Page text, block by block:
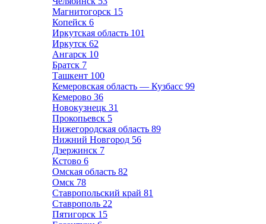
Магнитогорск 15
Копейск 6
Иркутская область 101
Иркутск 62
Ангарск 10
Братск 7
Ташкент 100
Кемеровская область — Кузбасс 99
Кемерово 36
Новокузнецк 31
Прокопьевск 5
Нижегородская область 89
Нижний Новгород 56
Дзержинск 7
Кстово 6
Омская область 82
Омск 78
Ставропольский край 81
Ставрополь 22
Пятигорск 15